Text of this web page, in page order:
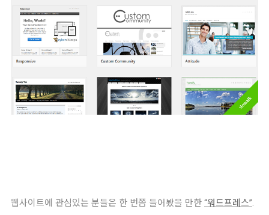
웹사이트에 관심있는 분들은 한 번쯤 들어봤을 만한 “워드프레스”.